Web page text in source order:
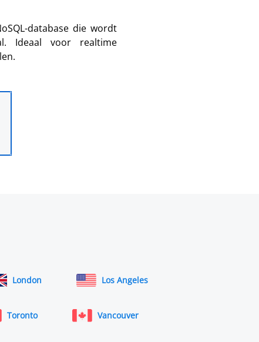
database die wordt
Ideaal voor realtime
London Los Angeles
Toronto Vancouver